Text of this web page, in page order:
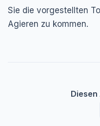
Sie die vorgestellten
Agieren zu kommen.